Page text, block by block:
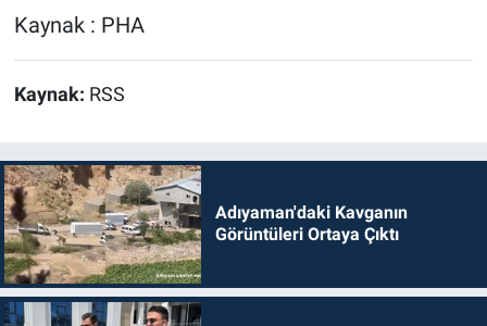
Kaynak : PHA
Kaynak: RSS
Adıyaman'daki Kavganın
Görüntüleri Ortaya Çıktı